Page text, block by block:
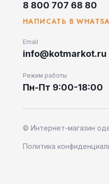
8 800 707 68 80
НАПИСАТЬ В
Email
info@kotmarkot.ru
Режим работы
Пн-Пт 9:00-18:00
© Интернет-магазин
Политика